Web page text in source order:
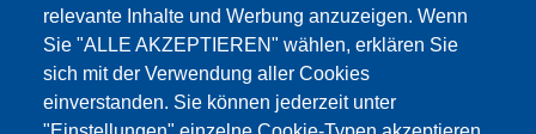
relevante Inhalte und Werbung anzuzeigen. Wenn
Sie "ALLE AKZEPTIEREN" wählen, erklären Sie
sich mit der Verwendung aller Cookies
einverstanden. Sie können jederzeit unter
Mitteilung Schulamt Berufsbildung-
und Probejahr 2016/17